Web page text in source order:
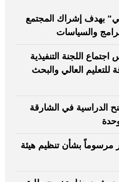
بهدف إشراك المجتمع
والسياسات
اللجنة التنفيذية
للتعليم العالي والبحث
الدراسية في الشارقة
بشأن تنظيم هيئة